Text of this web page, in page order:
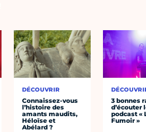
DÉCOUVRIR
Connaissez-vous
l’histoire des
amants maudits,
Héloïse et
Abélard ?
3 bonnes
d’écouter
podcast «
Fumoir »